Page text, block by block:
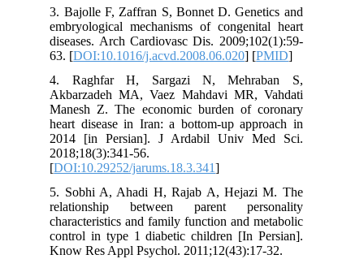
3. Bajolle F, Zaffran S, Bonnet D.
embryological mechanisms of
diseases. Arch Cardiovasc Dis.
63. [DOI:10.1016/j.acvd.2008.06.020
4. Raghfar H, Sargazi N,
Akbarzadeh MA, Vaez Mahdavi MR,
Manesh Z. The economic burden of
heart disease in Iran: a bottom-up
2014 [in Persian]. J Ardabil Univ
[DOI:10.29252/jarums.18.3.341
5. Sobhi A, Ahadi H, Rajab A,
relationship between parent
characteristics and family function and
control in type 1 diabetic children [In
Know Res Appl Psychol.